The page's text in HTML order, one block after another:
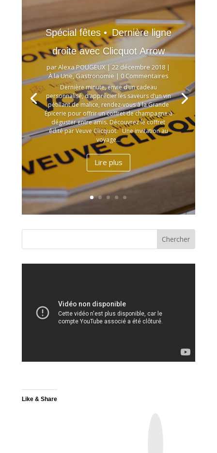
Spécial fêtes • Dernière ligne
droite avec Clicquot Arrow
parAlexa POUGEUX|22 décembre 2018 |
À la Une,Gastronomie | 0 Commentaires
Dernière minute, envie d’un cadeau
personnalisé, d’apprécier les saveurs d’un vin
pétillant de malice, rendez-vous à la Grande
Épicerie pour offrir un coffret de champagne à
déguster entre amis. Découvrez le coffret
édité par Veuve Clicquot. Une invitation au
voyage...
Lire plus
Like & Share